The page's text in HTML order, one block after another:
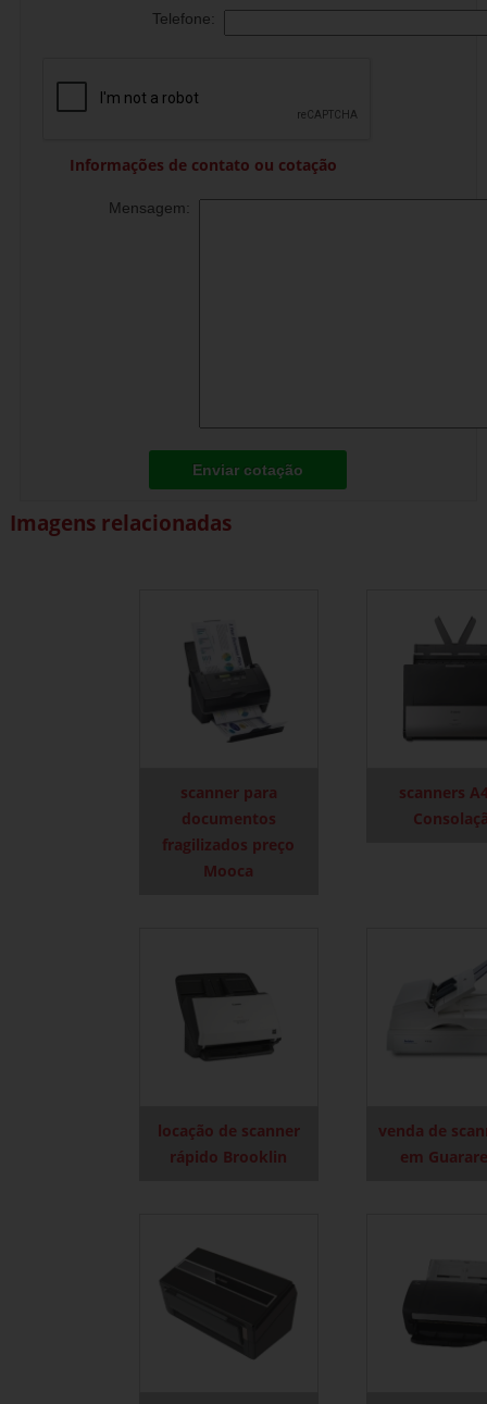
Telefone:
Informações de contato ou cotação
Mensagem:
Enviar cotação
Imagens relacionadas
scanner para
documentos
fragilizados preço
Mooca
scanners
locação de scanner
rápido Brooklin
venda de
em